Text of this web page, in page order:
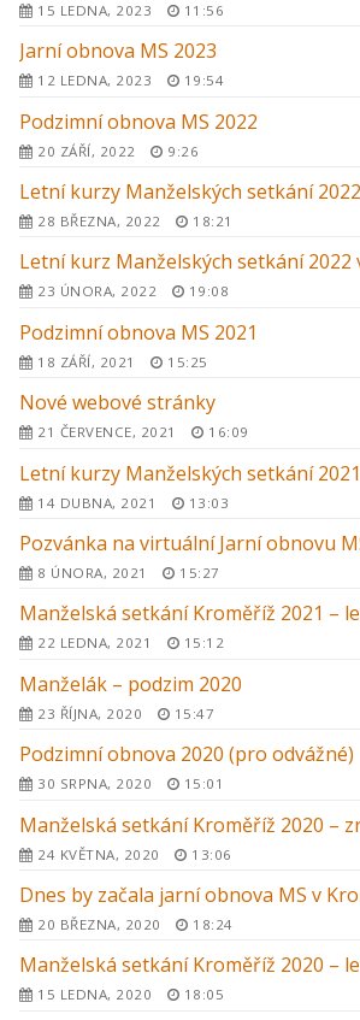
15 LEDNA, 2023 11:56
Jarní obnova MS 2023
12 LEDNA, 2023 19:54
Podzimní obnova MS 2022
20 ZÁŘÍ, 2022 9:26
Letní kurzy Manželských setkání
28 BŘEZNA, 2022 18:21
Letní kurz Manželských setkání 2022
23 ÚNORA, 2022 19:08
Podzimní obnova MS 2021
18 ZÁŘÍ, 2021 15:25
Nové webové stránky
21 ČERVENCE, 2021 16:09
Letní kurzy Manželských setkání 2021
14 DUBNA, 2021 13:03
Pozvánka na virtuální Jarní obnovu
8 ÚNORA, 2021 15:27
Manželská setkání Kroměříž 2021 –
22 LEDNA, 2021 15:12
Manželák – podzim 2020
23 ŘÍJNA, 2020 15:47
Podzimní obnova 2020 (pro odvážné)
30 SRPNA, 2020 15:01
24 KVĚTNA, 2020 13:06
Dnes by začala jarní obnova MS v
20 BŘEZNA, 2020 18:24
15 LEDNA, 2020 18:05